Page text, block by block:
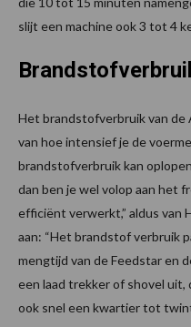
slijt een machine ook 3 tot 4
Het brandstofverbruik van de
van hoe intensief je de
brandstofverbruik kan
dan ben je wel volop aan het
efficiënt verwerkt,” aldus van
aan: “Het brandstof verbruik
mengtijd van de Feedstar en
een laad trekker of shovel
ook snel een kwartier tot